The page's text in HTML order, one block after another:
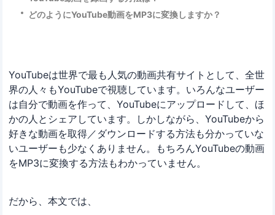
どのようにYouTube動画をMP3に変換しますか？
YouTubeは世界で最も人気の動画共有サイトとして、全世
界の人々もYouTubeで視聴しています。いろんなユーザー
は自分で動画を作って、YouTubeにアップロードして、ほ
かの人とシェアしています。しかしながら、YouTubeから
好きな動画を取得／ダウンロードする方法も分かっていな
いユーザーも少なくありません。もちろんYouTubeの動画
をMP3に変換する方法もわかっていません。
だから、本文では、